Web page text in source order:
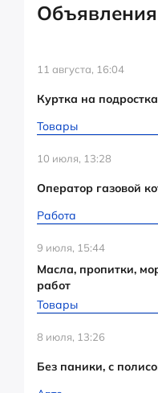
Объявления
11 августа, 16:04
Куртка на
Товары
10 июля, 13:28
Оператор газовой
Работа
9 июля, 15:44
Масла, пропитки,
работ
Товары
8 июля, 13:26
Без паники, с